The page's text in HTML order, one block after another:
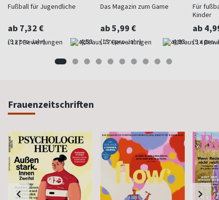
Fußball für Jugendliche
ab 7,32 €
(9 x pro Jahr) 4,53
Das Magazin zum Game
ab 5,99 €
(13 x pro Jahr) 4,93
Für
Kinder
ab
(9 x pro
Frauenzeitschriften